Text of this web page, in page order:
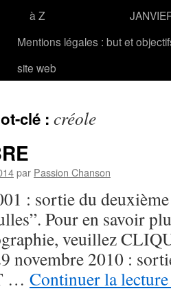
à Z
Mentions légales : but et
site web
clé : créole
par Passion Chanson
: sortie du
Pour en savoir
veuillez
2010 : sortie
… Continuer la